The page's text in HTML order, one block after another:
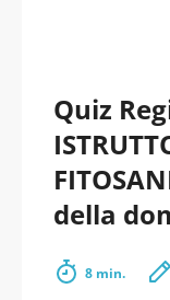
Quiz
della
8 min.